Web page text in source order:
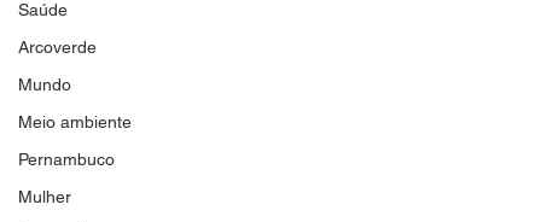
Saúde
Arcoverde
Mundo
Meio ambiente
Pernambuco
Mulher